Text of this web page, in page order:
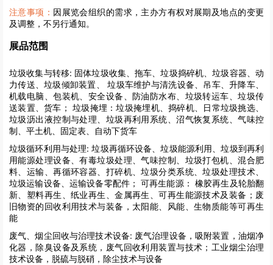
注意事项： 因展览会组织的需求，主办方有权对展期及地点的变更
及调整，不另行通知。
展品范围
垃圾收集与转移: 固体垃圾收集、拖车、垃圾捣碎机、垃圾容器、动
力传送、垃圾倾卸装置、 垃圾车维护与清洗设备、吊车、升降车、
机载电脑、包装机、安全设备、防油防水布、垃圾转运车、垃圾传
送装置、货车； 垃圾掩埋：垃圾掩埋机、捣碎机、日常垃圾挑选、
垃圾沥出液控制与处理、垃圾再利用系统、沼气恢复系统、气味控
制、平土机、固定表、自动下货车
垃圾循环利用与处理: 垃圾再循环设备、垃圾能源利用、垃圾到再利
用能源处理设备、有毒垃圾处理、气味控制、垃圾打包机、混合肥
料、运输、再循环容器、打碎机、垃圾分类系统、垃圾处理技术、
垃圾运输设备、运输设备零配件； 可再生能源： 橡胶再生及轮胎翻
新、塑料再生、纸业再生、金属再生、可再生能源技术及装备；废
旧物资的回收利用技术与装备，太阳能、风能、生物质能等可再生
能
废气、烟尘回收与治理技术设备: 废气治理设备，吸附装置，油烟净
化器，除臭设备及系统，废气回收利用装置与技术；工业烟尘治理
技术设备，脱硫与脱硝，除尘技术与设备